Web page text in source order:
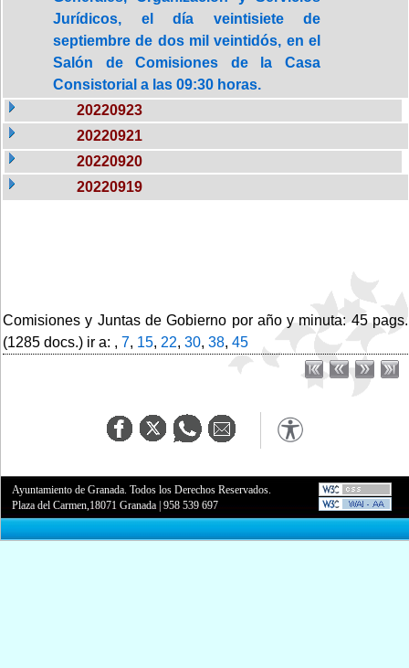
Jurídicos, el día veintisiete de
septiembre de dos mil veintidós, en el
Salón de Comisiones de la Casa
Consistorial a las 09:30 horas.
20220923
20220921
20220920
20220919
Comisiones y Juntas de Gobierno por año y minuta: 45 pags.
(1285 docs.) ir a: , 7, 15, 22, 30, 38, 45
Ayuntamiento de Granada. Todos los Derechos Reservados.
Plaza del Carmen,18071 Granada |958 539 697